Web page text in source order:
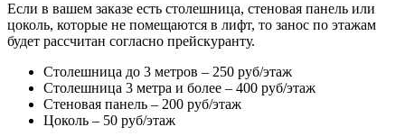
Если в вашем заказе есть столешница, стеновая панель или
цоколь, которые не помещаются в лифт, то занос по этажам
будет рассчитан согласно прейскуранту.
Столешница до 3 метров – 250 руб/этаж
Столешница 3 метра и более – 400 руб/этаж
Стеновая панель – 200 руб/этаж
Цоколь – 50 руб/этаж